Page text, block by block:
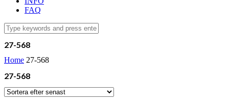
FAQ
27-568
Home 27-568
27-568